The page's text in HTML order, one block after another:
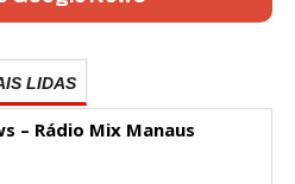
LIDAS
– Rádio Mix Manaus